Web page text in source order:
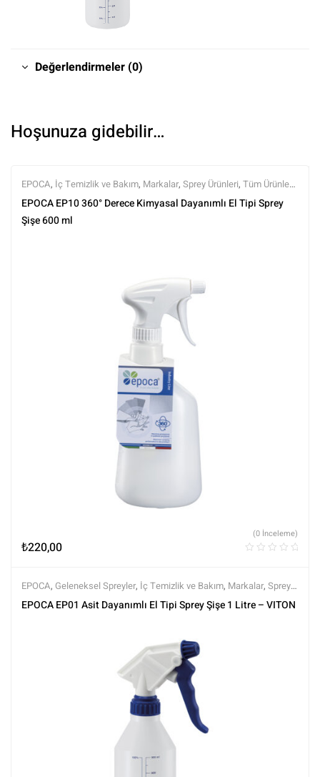
Değerlendirmeler (0)
Hoşunuza gidebilir…
EPOCA, İç Temizlik ve Bakım, Markalar, Sprey Ürünleri, Tüm Ürünler,
Tüm Ürünler
EPOCA EP10 360° Derece Kimyasal Dayanımlı El Tipi Sprey
Şişe 600 ml
₺220,00
(0 İnceleme)
EPOCA, Geleneksel Spreyler, İç Temizlik ve Bakım, Markalar, Sprey
Ürünleri Tüm Ürünler,Tüm Ürünler ,Yıkama Ürünleri
EPOCA EP01 Asit Dayanımlı El Tipi Sprey Şişe 1 Litre – VITON